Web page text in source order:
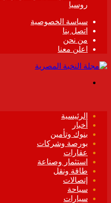
روسيا
سياسة الخصوصية
اتصل بنا
من نحن
اعلن معنا
الرئيسية
أخبار
بنوك وتأمين
بورصة وشركات
عقارات
استثمار وصناعة
طاقة ونقل
إتصالات
سياحة
سيارات